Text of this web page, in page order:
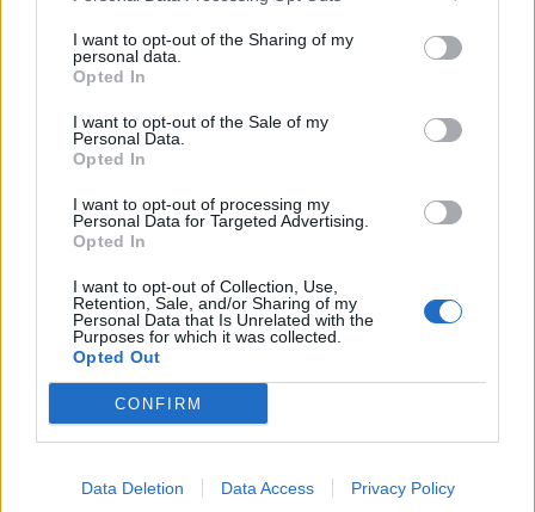
I want to opt-out of the Sharing of my
personal data.
Opted In
I want to opt-out of the Sale of my
Personal Data.
Opted In
I want to opt-out of processing my
Personal Data for Targeted Advertising.
Opted In
I want to opt-out of Collection, Use,
Retention, Sale, and/or Sharing of my
Personal Data that Is Unrelated with the
Purposes for which it was collected.
Opted Out
CONFIRM
Data Deletion Data Access Privacy Policy
VIIHDEUUTISET
Suolikaasun tuoksu levisi Spider-
Man -näytöksessä – yleisö poistui
paikalta
5
MATKAILU